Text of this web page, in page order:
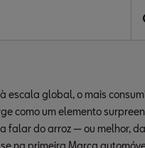
Arona é
a
escala global, o mais
como um elemento
falar do arroz — ou melhor,
na primeira Marca